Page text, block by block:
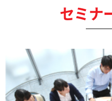
セミナ